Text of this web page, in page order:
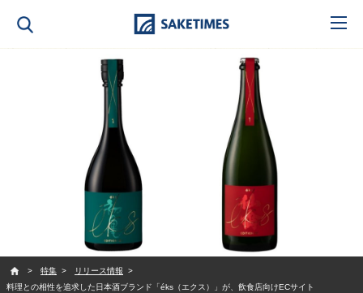
特集
リリース情報
料理との相性を追求した日本酒ブランド「éks（エクス）」が、飲食店向けECサイト